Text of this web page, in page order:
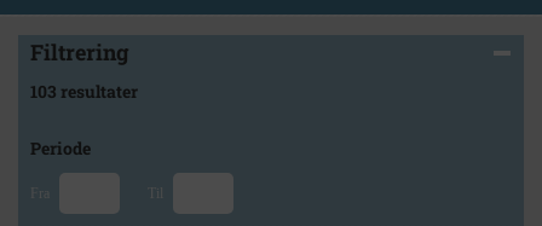
Filtrering
103 resultater
Periode
Fra Til